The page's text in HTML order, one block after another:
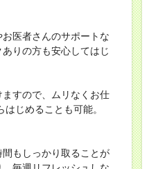
医者さんのサポートな
りの方も安心してはじ
すので、ムリなくお仕
じめることも可能。
もしっかり取ることが